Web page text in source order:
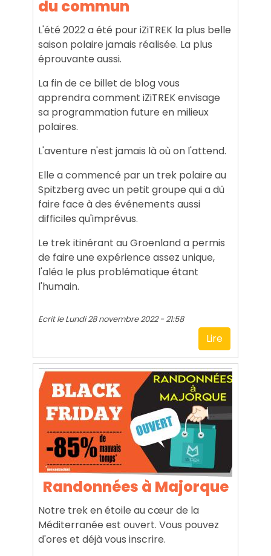
du commun
L'été 2022 a été pour iZiTREK la plus belle
saison polaire jamais réalisée. La plus
éprouvante aussi.
La fin de ce billet de blog vous
apprendra comment iZiTREK envisage
sa programmation future en milieux
polaires.
L'aventure n'est jamais là où on l'attend.
Elle a commencé par un trek polaire au
Spitzberg avec un petit groupe qui a dû
faire face à des événements aussi
difficiles qu'imprévus.
Le trek itinérant au Groenland a permis
de faire une expérience assez unique,
l'aléa le plus problématique étant
l'humain.
Ecrit leLundi 28 novembre 2022 - 21:58
Lire
Randonnées à Majorque
Notre trek en étoile au cœur de la
Méditerranée est ouvert. Vous pouvez
d'ores et déjà vous inscrire.